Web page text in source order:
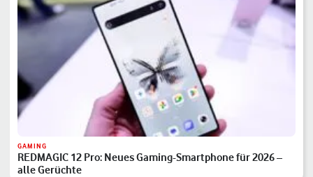
GAMING
REDMAGIC 12 Pro: Neues Gaming-Smartphone für 2026 –
alle Gerüchte